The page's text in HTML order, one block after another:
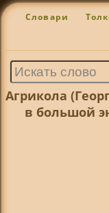
Словари
Агрикола
в большой